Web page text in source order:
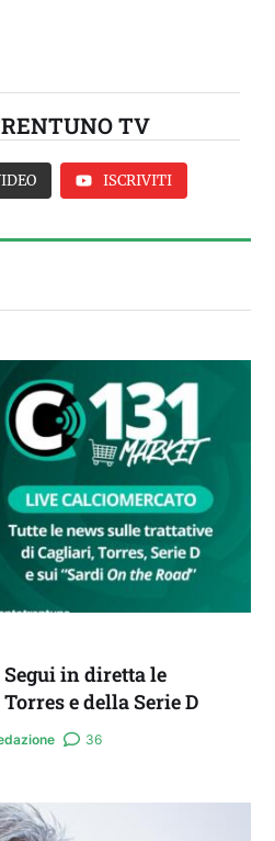
TV
la Bora è come andare al
obiettivo Lunigiana”
ISCRIVITI
in diretta le
e della Serie D
36